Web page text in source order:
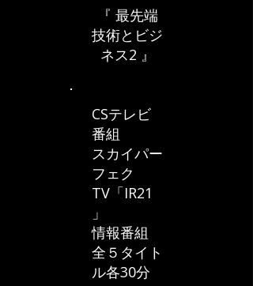
『 最先端
技術とビジ
ネス2 』
CSテレビ
番組
スカイパー
フェク
TV「IR21
」
情報番組
全５タイト
ル各30分